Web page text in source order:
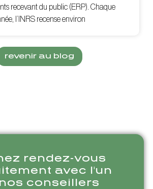
recevant du public (ERP). Chaque
l’INRS recense environ
revenir au blog
rendez-vous
avec l'un
conseillers